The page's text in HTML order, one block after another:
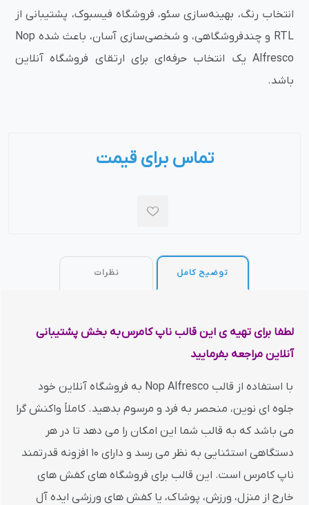
انتخاب رنگ، بهینه‌سازی سئو، فروشگاه فیسبوک، پشتیبانی از
RTL و چندفروشگاهی، و شخصی‌سازی آسان، باعث شده Nop
Alfresco یک انتخاب حرفه‌ای برای ارتقای فروشگاه آنلاین
باشد.
تماس برای قیمت
توضیح کامل نظرات
لطفا برای تهیه ی این قالب ناپ کامرس به بخش پشتیبانی
آنلاین مراجعه بفرمایید
با استفاده از قالب Nop Alfresco به فروشگاه آنلاین خود
جلوه ای نوین، منحصر به فرد و مرسوم بدهید. کاملاً واکنش گرا
می باشد که به قالب شما این امکان را می دهد تا در هر
دستگاهی استثنایی به نظر می رسد و دارای 10 افزونه قدرتمند
ناپ کامرس است. این قالب برای فروشگاه های کفش های
خارج از منزل، ورزش، پوشاک، یا کفش های ورزشی ایده آل